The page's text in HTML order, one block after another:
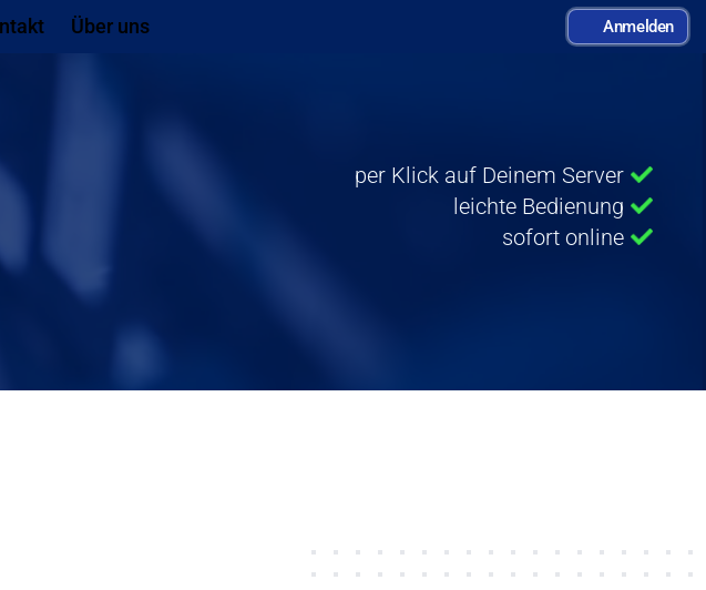
Über uns Anmelden
per Klick auf Deinem Server
leichte Bedienung
sofort online